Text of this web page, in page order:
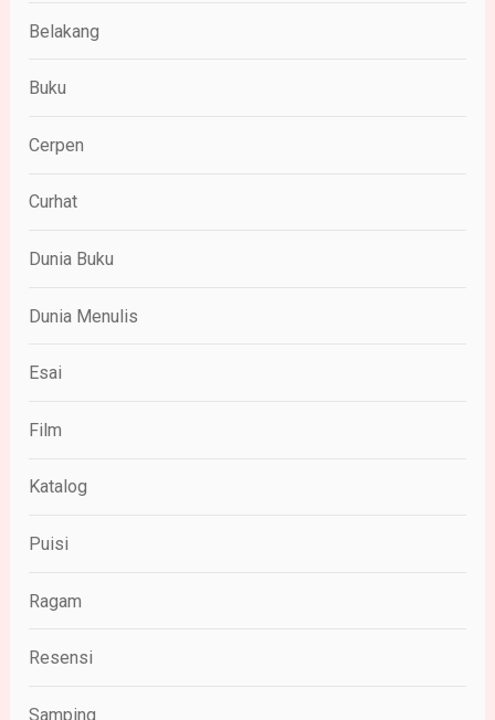
Belakang
Buku
Cerpen
Curhat
Dunia Buku
Dunia Menulis
Esai
Film
Katalog
Puisi
Ragam
Resensi
Samping